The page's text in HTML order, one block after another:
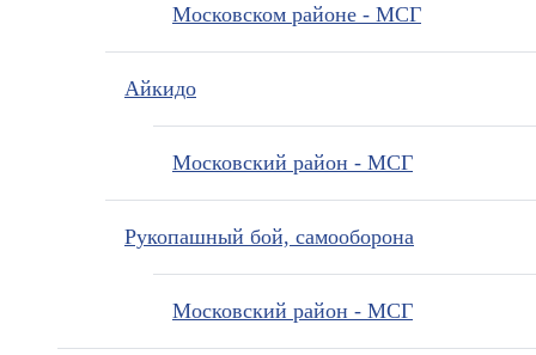
Московском районе - МСГ
Айкидо
Московский район - МСГ
Рукопашный бой, самооборона
Московский район - МСГ